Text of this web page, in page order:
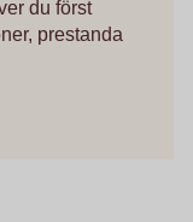
du först
prestanda